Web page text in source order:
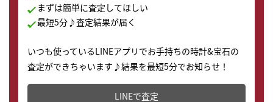
まずは簡単に査定してほしい
最短5分♪査定結果が届く
いつも使っているLINEアプリでお手持ちの時計&宝石の
査定ができちゃいます♪結果を最短5分でお知らせ！
どこからでもすぐに査定金額を知ることが出来ます。
LINEで査定